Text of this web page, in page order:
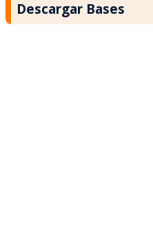
Descargar Bases